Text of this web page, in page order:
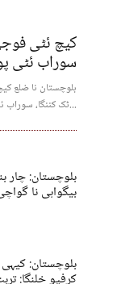
کیچ ئٹی
سوراب ئٹی
بلوچستان نا ضلع
ٹک کننگا، سوراب ئٹی کوئٹہ کراچی کسر...
بلوچستان: چار
بیگواہی نا
بلوچستان:
کرفیو خلنگا: